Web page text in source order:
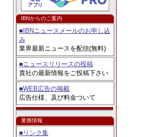
IBNからのご案内
■IBNニュースメールのお申し込
み
業界最新ニュースを配信(無料)
■ニュースリリースの投稿
貴社の最新情報をご投稿下さい
■WEB広告の掲載
広告仕様、及び料金ついて
業務情報
■リンク集